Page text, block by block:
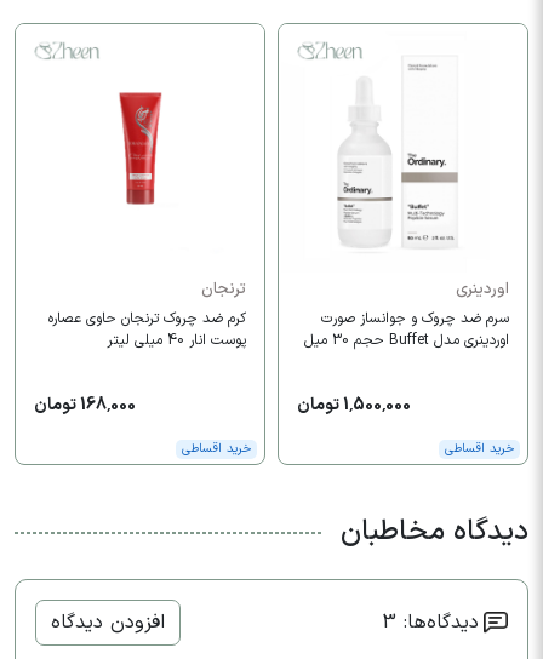
اوردینری
سرم ضد چروک و جوانساز صورت
اوردینری مدل Buffet حجم 30 میل
1,500,000 تومان
خرید اقساطی
ترنجان
کرم ضد چروک ترنجان حاوی عصاره
پوست انار 40 میلی لیتر
168,000 تومان
خرید اقساطی
دیدگاه مخاطبان
دیدگاه‌ها: 3 افزودن دیدگاه